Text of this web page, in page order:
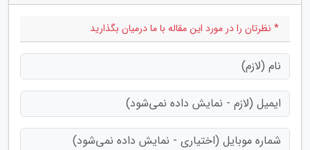
* نظرتان را در مورد این مقاله با ما درمیان بگذارید